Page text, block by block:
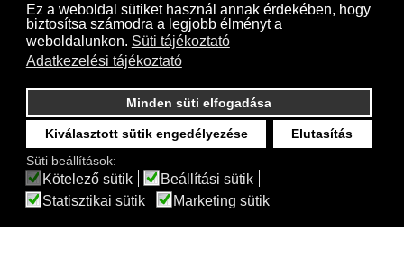
Ez a weboldal sütiket használ annak érdekében, hogy
biztosítsa számodra a legjobb élményt a
weboldalunkon. Süti tájékoztató
Adatkezelési tájékoztató
Elutasítás
Kiválasztott sütik engedélyezése
Minden süti elfogadása
Süti beállítások:
Kötelező sütik
Beállítási sütik
Statisztikai sütik
Marketing sütik
Projectsystem - © 2017- 2026 Minden jog fenntartva